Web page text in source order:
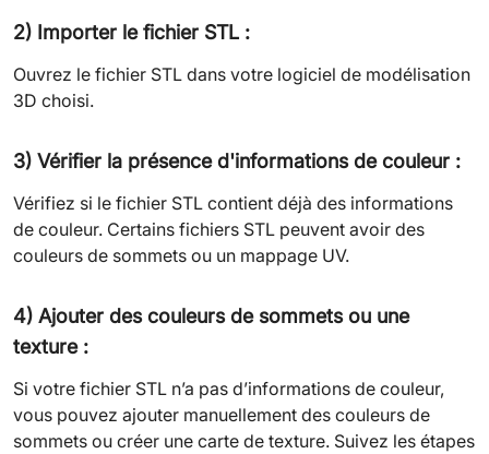
2) Importer le fichier STL :
Ouvrez le fichier STL dans votre logiciel de modélisation
3D choisi.
3) Vérifier la présence d'informations de couleur :
Vérifiez si le fichier STL contient déjà des informations
de couleur. Certains fichiers STL peuvent avoir des
couleurs de sommets ou un mappage UV.
4) Ajouter des couleurs de sommets ou une
texture :
Si votre fichier STL n’a pas d’informations de couleur,
vous pouvez ajouter manuellement des couleurs de
sommets ou créer une carte de texture. Suivez les étapes